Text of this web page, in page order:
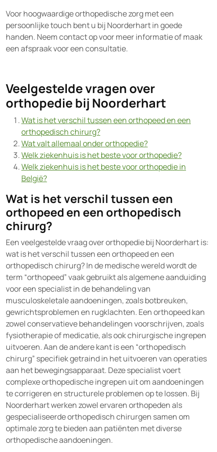
Voor hoogwaardige orthopedische zorg met een
persoonlijke touch bent u bij Noorderhart in goede
handen. Neem contact op voor meer informatie of maak
een afspraak voor een consultatie.
Veelgestelde vragen over
orthopedie bij Noorderhart
Wat is het verschil tussen een orthopeed en een
orthopedisch chirurg?
Wat valt allemaal onder orthopedie?
Welk ziekenhuis is het beste voor orthopedie?
Welk ziekenhuis is het beste voor orthopedie in
België?
Wat is het verschil tussen een
orthopeed en een orthopedisch
chirurg?
Een veelgestelde vraag over orthopedie bij Noorderhart is:
wat is het verschil tussen een orthopeed en een
orthopedisch chirurg? In de medische wereld wordt de
term “orthopeed” vaak gebruikt als algemene aanduiding
voor een specialist in de behandeling van
musculoskeletale aandoeningen, zoals botbreuken,
gewrichtsproblemen en rugklachten. Een orthopeed kan
zowel conservatieve behandelingen voorschrijven, zoals
fysiotherapie of medicatie, als ook chirurgische ingrepen
uitvoeren. Aan de andere kant is een “orthopedisch
chirurg” specifiek getraind in het uitvoeren van operaties
aan het bewegingsapparaat. Deze specialist voert
complexe orthopedische ingrepen uit om aandoeningen
te corrigeren en structurele problemen op te lossen. Bij
Noorderhart werken zowel ervaren orthopeden als
gespecialiseerde orthopedisch chirurgen samen om
optimale zorg te bieden aan patiënten met diverse
orthopedische aandoeningen.